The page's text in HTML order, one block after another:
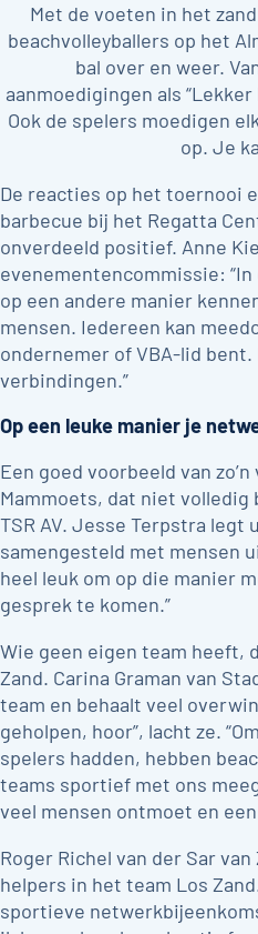
Met de voeten in het
beachvolleyballers op het
bal over en weer.
aanmoedigingen als
Ook de spelers moedigen
op. Je
De reacties op het toernooi
barbecue bij het Regatta
onverdeeld positief. Anne
evenementencommissie:
op een andere manier
mensen. Iedereen kan
ondernemer of VBA-lid
verbindingen.”
Op een leuke manier je
Een goed voorbeeld van
Mammoets, dat niet volledig
TSR AV. Jesse Terpstra legt
samengesteld met mensen
heel leuk om op die manier
gesprek te komen.”
Wie geen eigen team heeft,
Zand. Carina Graman van
team en behaalt veel
geholpen, hoor”, lacht ze.
spelers hadden, hebben
teams sportief met ons
veel mensen ontmoet en
Roger Richel van der Sar
helpers in het team Los
sportieve